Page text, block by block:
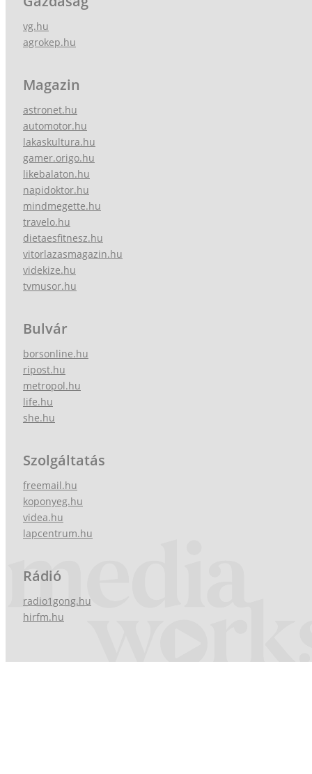
vg.hu
agrokep.hu
Magazin
astronet.hu
automotor.hu
lakaskultura.hu
gamer.origo.hu
likebalaton.hu
napidoktor.hu
mindmegette.hu
travelo.hu
dietaesfitnesz.hu
vitorlazasmagazin.hu
videkize.hu
tvmusor.hu
Bulvár
borsonline.hu
ripost.hu
metropol.hu
life.hu
she.hu
Szolgáltatás
freemail.hu
koponyeg.hu
videa.hu
lapcentrum.hu
Rádió
radio1gong.hu
hirfm.hu